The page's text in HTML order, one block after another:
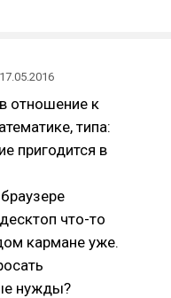
17.05.2016
отношение к
типа:
пригодится в
что-то
кармане уже.
нужды?